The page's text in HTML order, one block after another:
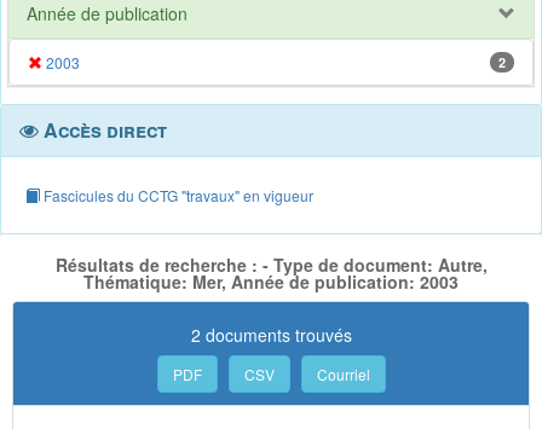
Année de publication
2003 2
Accès direct
Fascicules du CCTG "travaux" en vigueur
Résultats de recherche : - Type de document: Autre,
Thématique: Mer, Année de publication: 2003
2 documents trouvés
PDF CSV Courriel